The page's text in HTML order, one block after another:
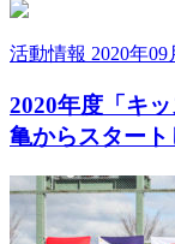
活動情報 2020年09
2020年度「キ
亀からスタート